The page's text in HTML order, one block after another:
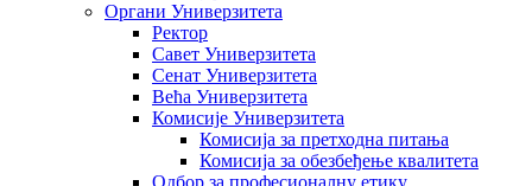
Органи Универзитета
Ректор
Савет Универзитета
Сенат Универзитета
Већа Универзитета
Комисије Универзитета
Комисија за претходна питања
Комисија за обезбеђење квалитета
Одбор за професионалну етику